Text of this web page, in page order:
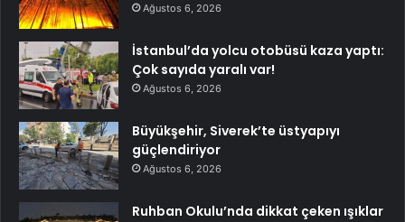
Ağustos 6, 2026
İstanbul’da yolcu otobüsü kaza yaptı:
Çok sayıda yaralı var!
Ağustos 6, 2026
Büyükşehir, Siverek’te üstyapıyı
güçlendiriyor
Ağustos 6, 2026
Ruhban Okulu’nda dikkat çeken ışıklar